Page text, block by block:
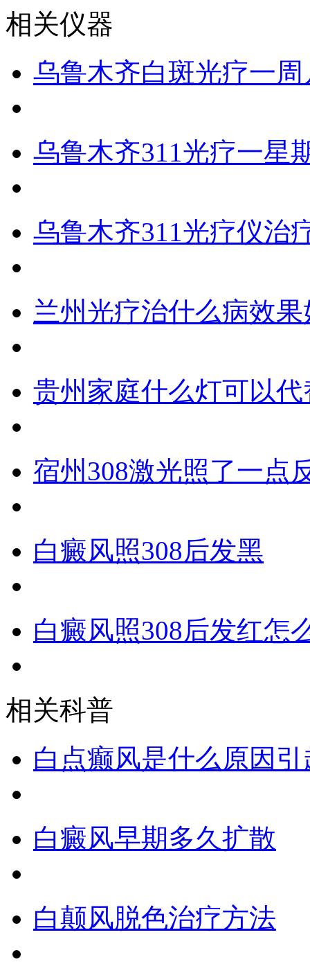
相关仪器
乌鲁木齐白斑光疗一
乌鲁木齐311光疗一星
乌鲁木齐311光疗仪治
兰州光疗治什么病效果
贵州家庭什么灯可以
宿州308激光照了一点
白癜风照308后发黑
白癜风照308后发红怎
相关科普
白点癫风是什么原因
白癜风早期多久扩散
白颠风脱色治疗方法